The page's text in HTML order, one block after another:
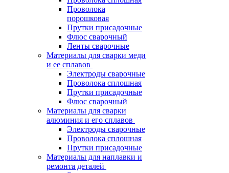
Проволока
порошковая
Прутки присадочные
Флюс сварочный
Ленты сварочные
Материалы для сварки меди
и ее сплавов
Электроды сварочные
Проволока сплошная
Прутки присадочные
Флюс сварочный
Материалы для сварки
алюминия и его сплавов
Электроды сварочные
Проволока сплошная
Прутки присадочные
Материалы для наплавки и
ремонта деталей